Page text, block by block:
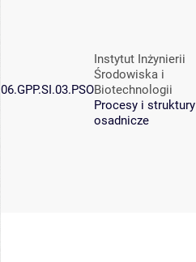
06.GPP.SI.03.PSO
Instytut Inżynierii
Środowiska i
Biotechnologii
Procesy i struktury
osadnicze